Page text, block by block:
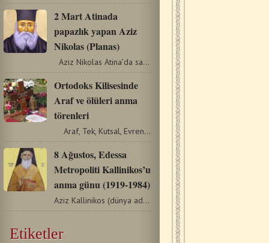
2 Mart Atinada
papazlık yapan Aziz
Nikolas (Planas)
Aziz Nikolas Atina’da sade bir kilise topluluğunun…
Ortodoks Kilisesinde
Araf ve ölüleri anma
törenleri
Araf, Tek, Kutsal, Evrensel ve Elçisel Kilise'nin hiçbir…
8 Ağustos, Edessa
Metropoliti Kallinikos’u
anma günu (1919-1984)
Aziz Kallinikos (dünya adıyla Dimitrios Poulos) 26 Ocak 1919'da…
Etiketler